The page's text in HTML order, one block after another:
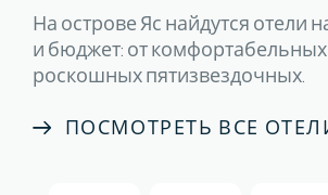
На острове Яс найдутся отели
и бюджет: от
роскошных пятизвездочных.
ПОСМОТРЕТЬ ВСЕ